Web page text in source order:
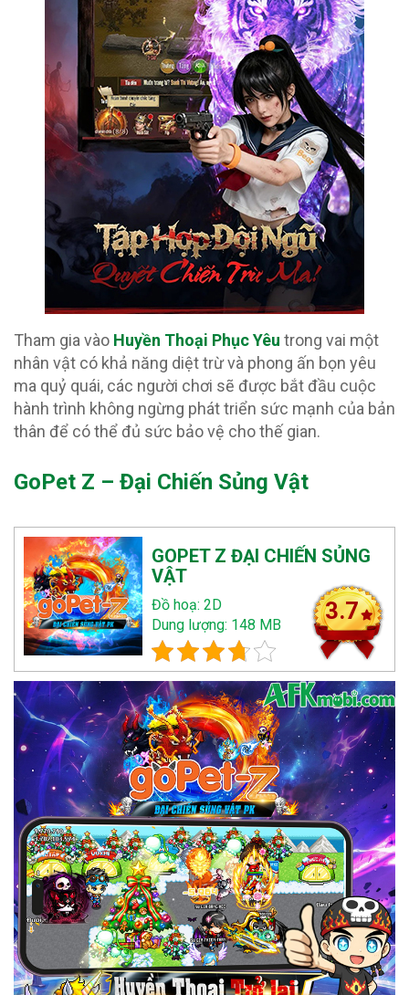
Tham gia vào Huyền Thoại Phục Yêu trong vai một
nhân vật có khả năng diệt trừ và phong ấn bọn yêu
ma quỷ quái, các người chơi sẽ được bắt đầu cuộc
hành trình không ngừng phát triển sức mạnh của bản
thân để có thể đủ sức bảo vệ cho thế gian.
GoPet Z – Đại Chiến Sủng Vật
GOPET Z ĐẠI CHIẾN SỦNG
VẬT
Đồ hoạ: 2D
Dung lượng: 148 MB
3.7